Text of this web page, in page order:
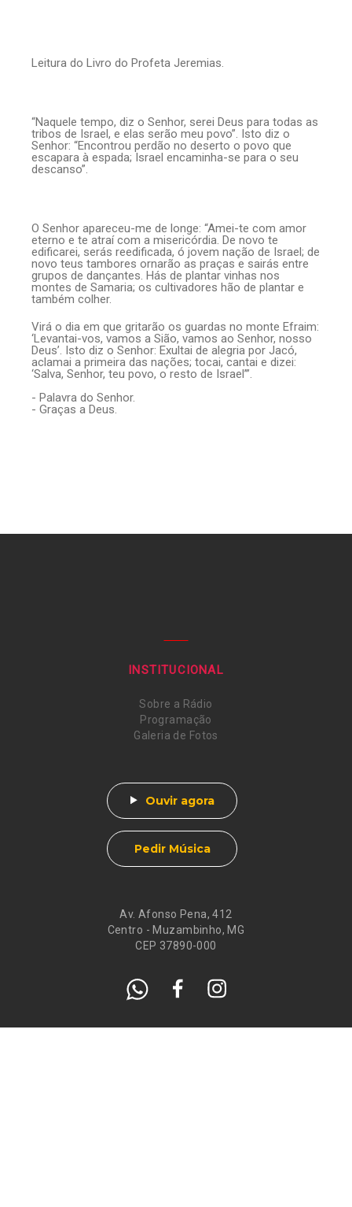
Leitura do Livro do Profeta Jeremias.
“Naquele tempo, diz o Senhor, serei Deus para todas as
tribos de Israel, e elas serão meu povo”. Isto diz o
Senhor: “Encontrou perdão no deserto o povo que
escapara à espada; Israel encaminha-se para o seu
descanso”.
O Senhor apareceu-me de longe: “Amei-te com amor
eterno e te atraí com a misericórdia. De novo te
edificarei, serás reedificada, ó jovem nação de Israel; de
novo teus tambores ornarão as praças e sairás entre
grupos de dançantes. Hás de plantar vinhas nos
montes de Samaria; os cultivadores hão de plantar e
também colher.
Virá o dia em que gritarão os guardas no monte Efraim:
‘Levantai-vos, vamos a Sião, vamos ao Senhor, nosso
Deus’. Isto diz o Senhor: Exultai de alegria por Jacó,
aclamai a primeira das nações; tocai, cantai e dizei:
‘Salva, Senhor, teu povo, o resto de Israel’”.
- Palavra do Senhor.
- Graças a Deus.
Av. Afonso Pena, 412
Centro - Muzambinho, MG
CEP 37890-000
INSTITUCIONAL
Sobre a Rádio
Programação
Galeria de Fotos
Ouvir agora
Pedir Música